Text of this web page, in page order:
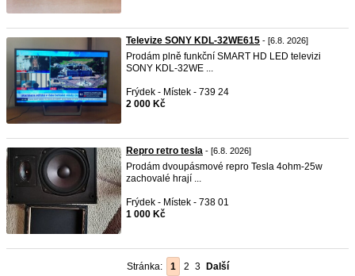
Televize SONY KDL-32WE615 - [6.8. 2026]
Prodám plně funkční SMART HD LED televizi
SONY KDL-32WE ...
Frýdek - Místek - 739 24
2 000 Kč
Repro retro tesla - [6.8. 2026]
Prodám dvoupásmové repro Tesla 4ohm-25w
zachovalé hrají ...
Frýdek - Místek - 738 01
1 000 Kč
Stránka: 1 2 3 Další